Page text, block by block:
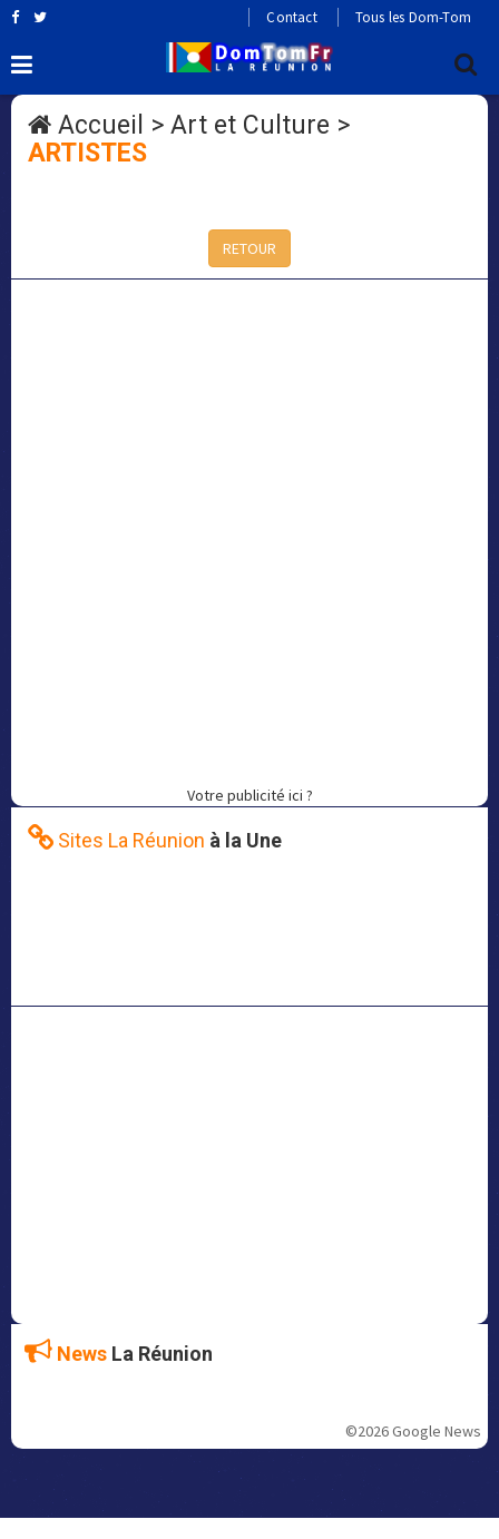
Contact Tous les Dom-Tom
Accueil > Art et Culture >
ARTISTES
RETOUR
Votre publicité ici ?
Sites La Réunion à la Une
News La Réunion
©2026 Google News